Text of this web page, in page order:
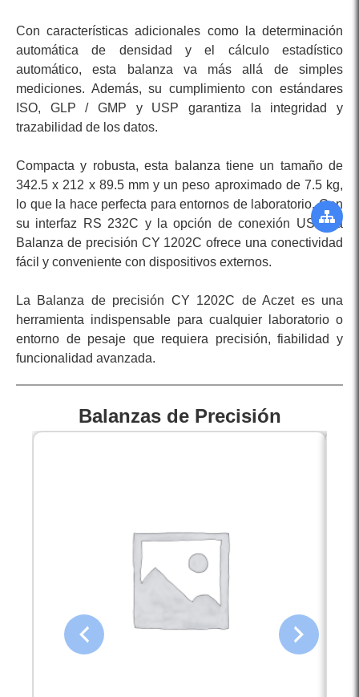
Con características adicionales como la determinación
automática de densidad y el cálculo estadístico
automático, esta balanza va más allá de simples
mediciones. Además, su cumplimiento con estándares
ISO, GLP / GMP y USP garantiza la integridad y
trazabilidad de los datos.
Compacta y robusta, esta balanza tiene un tamaño de
342.5 x 212 x 89.5 mm y un peso aproximado de 7.5 kg,
lo que la hace perfecta para entornos de laboratorio. Con
su interfaz RS 232C y la opción de conexión USB, la
Balanza de precisión CY 1202C ofrece una conectividad
fácil y conveniente con dispositivos externos.
La Balanza de precisión CY 1202C de Aczet es una
herramienta indispensable para cualquier laboratorio o
entorno de pesaje que requiera precisión, fiabilidad y
funcionalidad avanzada.
Balanzas de Precisión